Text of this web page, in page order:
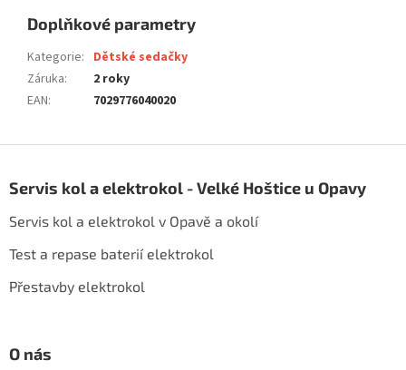
Doplňkové parametry
Kategorie: Dětské sedačky
Záruka:
2 roky
EAN: 7029776040020
pServis kol a elektrokol - Velké Hoštice u Opavy
Servis kol a elektrokol v Opavě a okolí
Test a repase baterií elektrokol
Přestavby elektrokol
O nás